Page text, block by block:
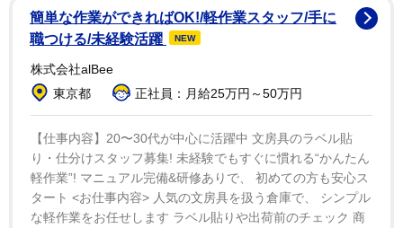
ことは非常に限られています」と述べている。
もののこう警告している。「宇宙人に関する無線探査は
本当に表面的なものにすぎません。ですから誰かが隠れ
ていると考える理由もありません。彼らはすでにオープ
ンに存在しており、私たちが未だにその星や周波数を押
さえていないだけかもしれないのです」
簡単な作業ができればOK!/軽作業スタッフ/手に
職つける/未経験活躍
NEW
株式会社alBee
東京都
正社員：月給25万円～50万円
【仕事内容】20〜30代が中心に活躍中 文房具のラベル貼
り・仕分けスタッフ募集! 未経験でもすぐに慣れる“かんたん
軽作業”! マニュアル完備&研修ありで、 初めての方も安心ス
タート <お仕事内容> 人気の文房具を扱う倉庫で、 シンプル
な軽作業をお任せします ラベル貼りや出荷前のチェック 商